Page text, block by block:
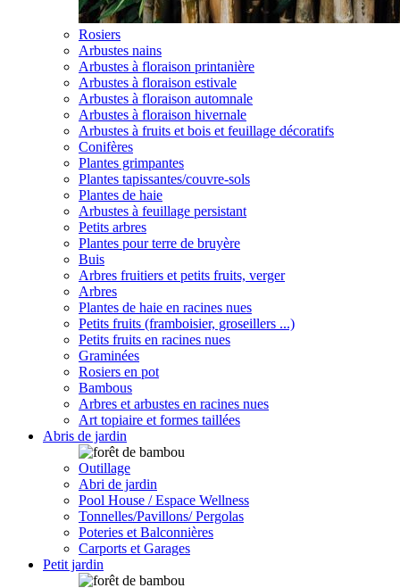
Rosiers
Arbustes nains
Arbustes à floraison printanière
Arbustes à floraison estivale
Arbustes à floraison automnale
Arbustes à floraison hivernale
Arbustes à fruits et bois et feuillage décoratifs
Conifères
Plantes grimpantes
Plantes tapissantes/couvre-sols
Plantes de haie
Arbustes à feuillage persistant
Petits arbres
Plantes pour terre de bruyère
Buis
Arbres fruitiers et petits fruits, verger
Arbres
Plantes de haie en racines nues
Petits fruits (framboisier, groseillers ...)
Petits fruits en racines nues
Graminées
Rosiers en pot
Bambous
Arbres et arbustes en racines nues
Art topiaire et formes taillées
Abris de jardin
Outillage
Abri de jardin
Pool House / Espace Wellness
Tonnelles/Pavillons/ Pergolas
Poteries et Balconnières
Carports et Garages
Petit jardin